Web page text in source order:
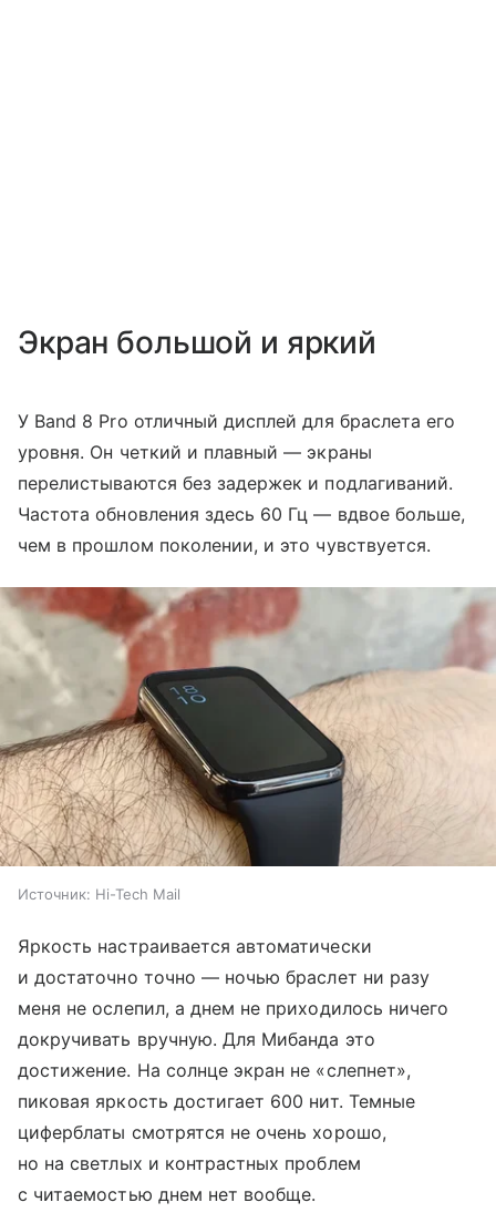
Экран большой и яркий
У Band 8 Pro отличный дисплей для браслета его
уровня. Он четкий и плавный — экраны
перелистываются без задержек и подлагиваний.
Частота обновления здесь 60 Гц — вдвое больше,
чем в прошлом поколении, и это чувствуется.
Источник: Hi-Tech Mail
Яркость настраивается автоматически
и достаточно точно — ночью браслет ни разу
меня не ослепил, а днем не приходилось ничего
докручивать вручную. Для Мибанда это
достижение. На солнце экран не «слепнет»,
пиковая яркость достигает 600 нит. Темные
циферблаты смотрятся не очень хорошо,
но на светлых и контрастных проблем
с читаемостью днем нет вообще.